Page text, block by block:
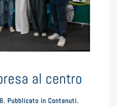
al centro
. Pubblicato in Contenuti.